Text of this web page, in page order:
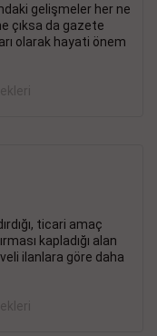
gelişmeler her ne
çıksa da gazete
olarak hayati önem
ticari amaç
kapladığı alan
ilanlara göre daha